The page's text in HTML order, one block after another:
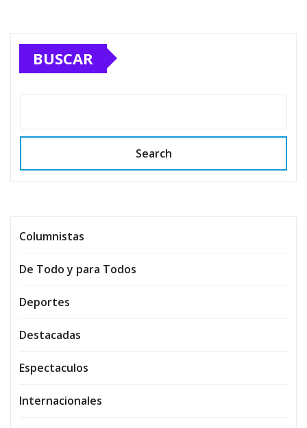
BUSCAR
Search
Columnistas
De Todo y para Todos
Deportes
Destacadas
Espectaculos
Internacionales